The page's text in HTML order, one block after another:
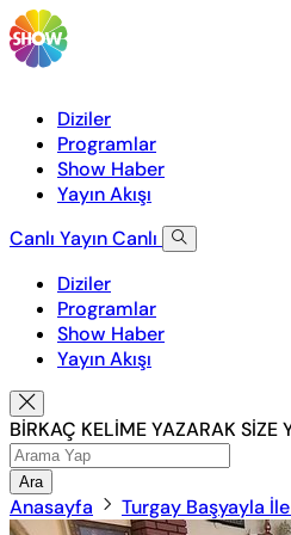
Diziler
Programlar
Show Haber
Yayın Akışı
Canlı YayınCanlı
Diziler
Programlar
Show Haber
Yayın Akışı
BİRKAÇ KELİME YAZARAK SİZE
Ara
Anasayfa Turgay Başyayla